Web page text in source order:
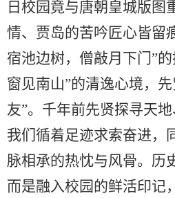
日校园竟与唐朝皇城版图
情、贾岛的苦吟匠心皆
宿池边树，僧敲月下门”
窗见南山”的清逸心境，
友”。千年前先贤探寻天
我们循着足迹求索奋进，
脉相承的热忱与风骨。历
而是融入校园的鲜活印记